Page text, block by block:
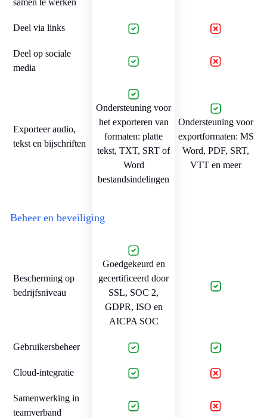
Deel via links
Deel op sociale
media
Exporteer audio,
tekst en bijschriften
Ondersteuning voor
het exporteren van
formaten: platte
tekst, TXT, SRT of
Word
bestandsindelingen
Ondersteuning voor
exportformaten: MS
Word, PDF, SRT,
VTT en meer
Beheer en beveiliging
Bescherming op
bedrijfsniveau
Goedgekeurd en
gecertificeerd door
SSL, SOC 2,
GDPR, ISO en
AICPA SOC
Gebruikersbeheer
Cloud-integratie
Samenwerking in
teamverband